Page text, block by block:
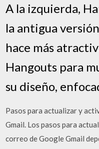
A la izquierda,
la antigua
hace más
Hangouts para
su diseño,
Pasos para actualizar y
Gmail. Los pasos para
correo de Google Gmail